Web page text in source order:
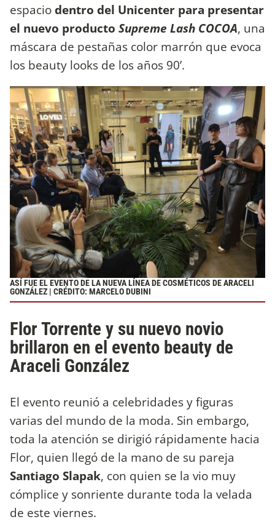
espaciodentro del Unicenter para presentar
el nuevo producto Supreme Lash COCOA, una
máscara de pestañas color marrón que evoca
los beauty looks de los años 90’.
ASÍ FUE EL EVENTO DE LA NUEVA LÍNEA DE COSMÉTICOS DE ARACELI
GONZÁLEZ | CRÉDITO: MARCELO DUBINI
Flor Torrente y su nuevo novio
brillaron en el evento beauty de
Araceli González
El evento reunió a celebridades y figuras
varias del mundo de la moda. Sin embargo,
toda la atención se dirigió rápidamente hacia
Flor, quien llegó de la mano de su pareja
Santiago Slapak, con quien se la vio muy
cómplice y sonriente durante toda la velada
de este viernes.